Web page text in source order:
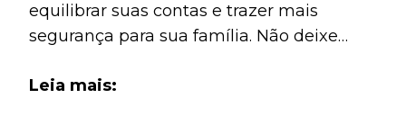
equilibrar suas contas e trazer mais
segurança para sua família. Não deixe
fortalecer seu orçamento familiar.
Leia mais: